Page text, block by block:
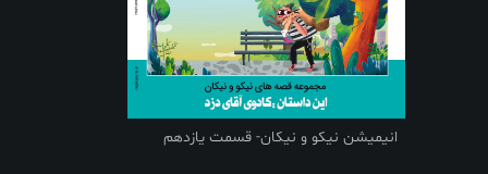
انیمیشن نیکو و نیکان- قسمت یازدهم